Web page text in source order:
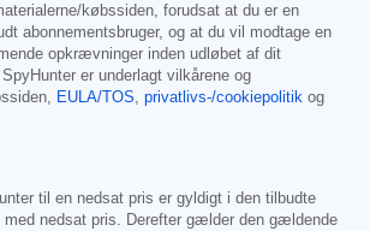
købssiden, forudsat at du er en
abonnementsbruger, og at du vil modtage en
opkrævninger inden udløbet af dit
er underlagt vilkårene og
EULA/TOS, privatlivs-/cookiepolitik og
til en nedsat pris er gyldigt i den tilbudte
med nedsat pris. Derefter gælder den gældende